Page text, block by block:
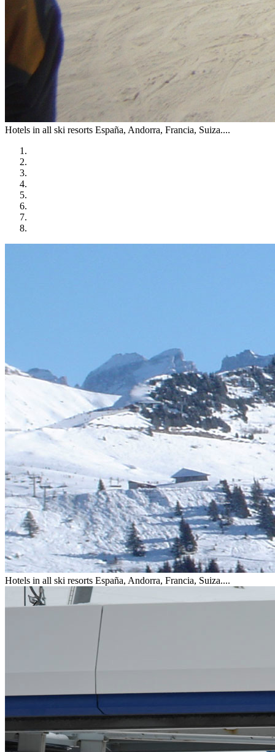
Hotels in all ski resorts España, Andorra, Francia, Suiza....
Hotels in all ski resorts España, Andorra, Francia, Suiza....